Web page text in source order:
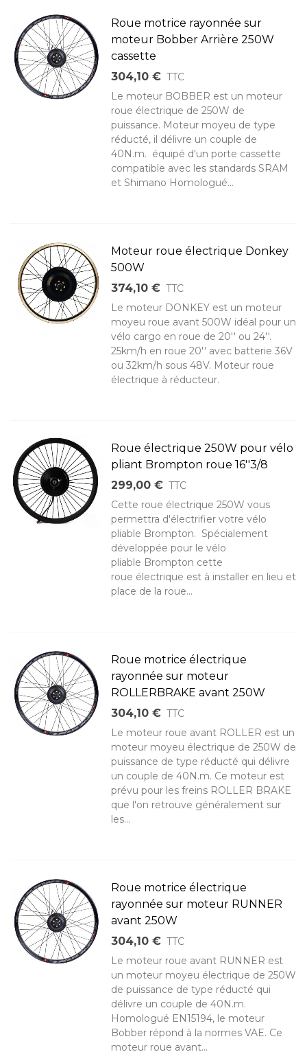
Roue motrice rayonnée sur
moteur Bobber Arrière 250W
cassette
304,10 € TTC
Le moteur BOBBER est un moteur
roue électrique de 250W de
puissance. Moteur moyeu de type
réducté, il délivre un couple de
40N.m. équipé d'un porte cassette
compatible avec les standards SRAM
et Shimano Homologué...
Moteur roue électrique Donkey
500W
374,10 € TTC
Le moteur DONKEY est un moteur
moyeu roue avant 500W idéal pour un
vélo cargo en roue de 20'' ou 24''.
25km/h en roue 20'' avec batterie 36V
ou 32km/h sous 48V. Moteur roue
électrique à réducteur.
Roue électrique 250W pour vélo
pliant Brompton roue 16''3/8
299,00 € TTC
Cette roue électrique 250W vous
permettra d'électrifier votre vélo
pliable Brompton. Spécialement
développée pour le vélo
pliable Brompton cette
roue électrique est à installer en lieu et
place de la roue...
Roue motrice électrique
rayonnée sur moteur
ROLLERBRAKE avant 250W
304,10 € TTC
Le moteur roue avant ROLLER est un
moteur moyeu électrique de 250W de
puissance de type réducté qui délivre
un couple de 40N.m. Ce moteur est
prévu pour les freins ROLLER BRAKE
que l'on retrouve généralement sur
les...
Roue motrice électrique
rayonnée sur moteur RUNNER
avant 250W
304,10 € TTC
Le moteur roue avant RUNNER est
un moteur moyeu électrique de 250W
de puissance de type réducté qui
délivre un couple de 40N.m.
Homologué EN15194, le moteur
Bobber répond à la normes VAE. Ce
moteur roue avant...